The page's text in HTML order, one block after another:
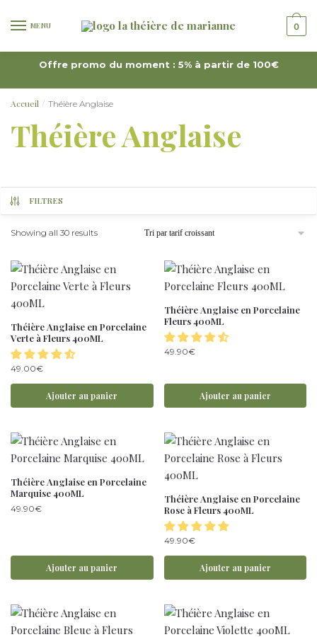
MENU 0
Offre promo du moment : 5% à partir de 100€
Accueil / Théière Anglaise
Théière Anglaise
FILTRES
Showing all 30 results
Théière Anglaise en Porcelaine
Verte à Fleurs 400ML
49.00€
Ajouter au panier
Théière Anglaise en Porcelaine
Fleurs 400ML
49.90€
Ajouter au panier
Théière Anglaise en Porcelaine
Marquise 400ML
49.90€
Ajouter au panier
Théière Anglaise en Porcelaine
Rose à Fleurs 400ML
49.90€
Ajouter au panier